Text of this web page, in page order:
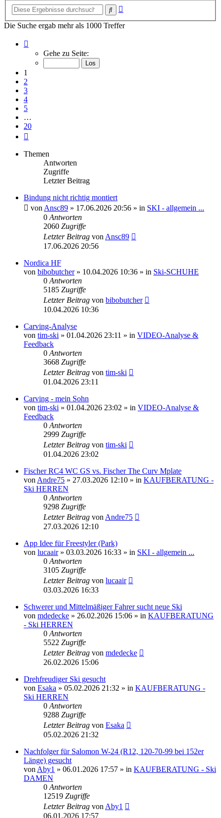
Suche
Die Suche ergab mehr als 1000 Treffer
von
Gehe zu Seite:
1
2
3
4
5
…
20
Themen
Antworten
Zugriffe
Letzter Beitrag
Bindung nicht richtig montiert
von Ansc89 » 17.06.2026 20:56 » in SKI - allgemein ...
0 Antworten
2060 Zugriffe
Letzter Beitrag von Ansc89
17.06.2026 20:56
Nordica HF
von bibobutcher» 10.04.2026 10:36 » in Ski-SCHUHE
0 Antworten
5185 Zugriffe
Letzter Beitrag von bibobutcher
10.04.2026 10:36
Carving-Analyse
von tim-ski » 01.04.2026 23:11 » in VIDEO-Analyse &
Feedback
0 Antworten
3668 Zugriffe
Letzter Beitrag von tim-ski
01.04.2026 23:11
Carving - mein Sohn
von tim-ski » 01.04.2026 23:02 » in VIDEO-Analyse &
Feedback
0 Antworten
2999 Zugriffe
Letzter Beitrag von tim-ski
01.04.2026 23:02
Fischer RC4 WC GS vs. Fischer The Curv Mplate
von Andre75 » 27.03.2026 12:10 » in KAUFBERATUNG -
Ski HERREN
0 Antworten
9298 Zugriffe
Letzter Beitrag von Andre75
27.03.2026 12:10
App Idee für Freestyler (Park)
von lucaair» 03.03.2026 16:33 » in SKI - allgemein ...
0 Antworten
3105 Zugriffe
Letzter Beitrag von lucaair
03.03.2026 16:33
Schwerer und Mittelmäßiger Fahrer sucht neue Ski
von mdedecke » 26.02.2026 15:06 » in KAUFBERATUNG
- Ski HERREN
0 Antworten
5522 Zugriffe
Letzter Beitrag von mdedecke
26.02.2026 15:06
Drehfreudiger Ski gesucht
von Esaka » 05.02.2026 21:32 » in KAUFBERATUNG -
Ski HERREN
0 Antworten
9288 Zugriffe
Letzter Beitrag von Esaka
05.02.2026 21:32
Nachfolger für Salomon W-24 (R12, 120-70-99 bei 152er
Länge) gesucht
von Aby1 » 06.01.2026 17:57 » in KAUFBERATUNG - Ski
DAMEN
0 Antworten
12519 Zugriffe
Letzter Beitrag von Aby1
06.01.2026 17:57